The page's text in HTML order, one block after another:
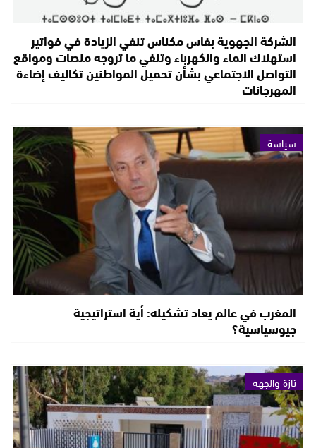
الشركة الجهوية بفاس مكناس تنفي الزيادة في فواتير
استهلاك الماء والكهرباء وتنفي ما تروجه منصات ومواقع
التواصل الاجتماعي بشأن تحميل المواطنين تكاليف إضاءة
المهرجانات
سياسة
المغرب في عالم يعاد تشكيله: أية استراتيجية
جيوسياسية؟
تازة والجهة